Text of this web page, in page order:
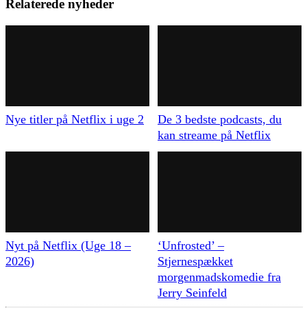
Relaterede nyheder
Nye titler på Netflix i uge 2
De 3 bedste podcasts, du
kan streame på Netflix
Nyt på Netflix (Uge 18 –
2026)
‘Unfrosted’ –
Stjernespækket
morgenmadskomedie fra
Jerry Seinfeld